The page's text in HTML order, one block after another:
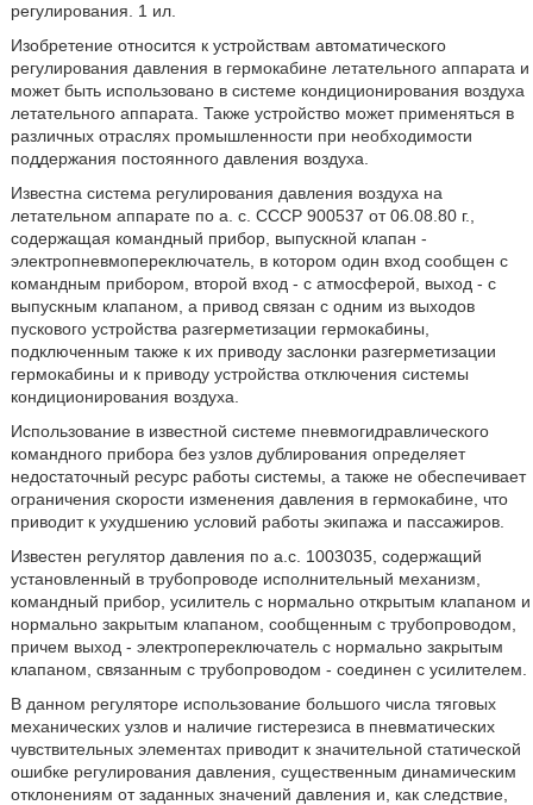
регулирования. 1 ил.
Изобретение относится к устройствам автоматического
регулирования давления в гермокабине летательного аппарата и
может быть использовано в системе кондиционирования воздуха
летательного аппарата. Также устройство может применяться в
различных отраслях промышленности при необходимости
поддержания постоянного давления воздуха.
Известна система регулирования давления воздуха на
летательном аппарате по а. с. СССР 900537 от 06.08.80 г.,
содержащая командный прибор, выпускной клапан -
электропневмопереключатель, в котором один вход сообщен с
командным прибором, второй вход - с атмосферой, выход - с
выпускным клапаном, а привод связан с одним из выходов
пускового устройства разгерметизации гермокабины,
подключенным также к их приводу заслонки разгерметизации
гермокабины и к приводу устройства отключения системы
кондиционирования воздуха.
Использование в известной системе пневмогидравлического
командного прибора без узлов дублирования определяет
недостаточный ресурс работы системы, а также не обеспечивает
ограничения скорости изменения давления в гермокабине, что
приводит к ухудшению условий работы экипажа и пассажиров.
Известен регулятор давления по а.с. 1003035, содержащий
установленный в трубопроводе исполнительный механизм,
командный прибор, усилитель с нормально открытым клапаном и
нормально закрытым клапаном, сообщенным с трубопроводом,
причем выход - электропереключатель с нормально закрытым
клапаном, связанным с трубопроводом - соединен с усилителем.
В данном регуляторе использование большого числа тяговых
механических узлов и наличие гистерезиса в пневматических
чувствительных элементах приводит к значительной статической
ошибке регулирования давления, существенным динамическим
отклонениям от заданных значений давления и, как следствие,